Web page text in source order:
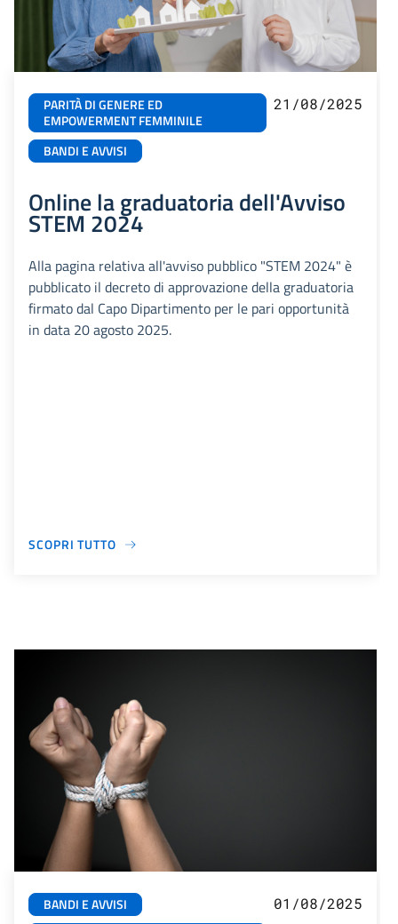
PARITÀ DI GENERE ED
EMPOWERMENT FEMMINILE
BANDI E AVVISI
21/08/2025
Online la graduatoria dell'Avviso
STEM 2024
Alla pagina relativa all'avviso pubblico "STEM 2024" è
pubblicato il decreto di approvazione della graduatoria
firmato dal Capo Dipartimento per le pari opportunità
in data 20 agosto 2025.
SCOPRI TUTTO
BANDI E AVVISI
01/08/2025